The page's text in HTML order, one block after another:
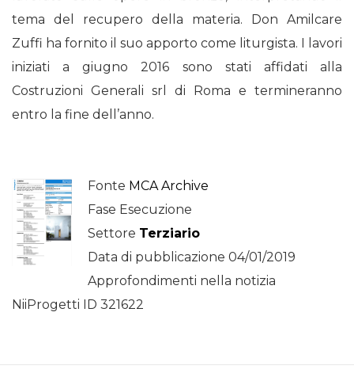
tema del recupero della materia. Don Amilcare
Zuffi ha fornito il suo apporto come liturgista. I lavori
iniziati a giugno 2016 sono stati affidati alla
Costruzioni Generali srl di Roma e termineranno
entro la fine dell’anno.
Fonte MCA Archive
Fase Esecuzione
Settore Terziario
Data di pubblicazione 04/01/2019
Approfondimenti nella notizia
NiiProgetti ID 321622